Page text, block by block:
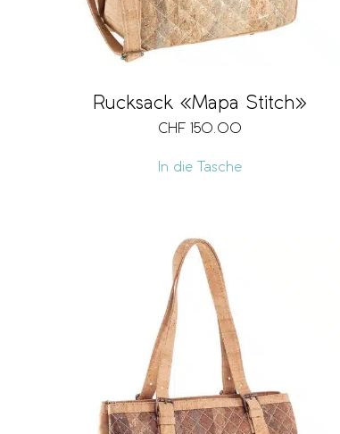
Rucksack «Mapa Stitch»
CHF 150.00
In die Tasche